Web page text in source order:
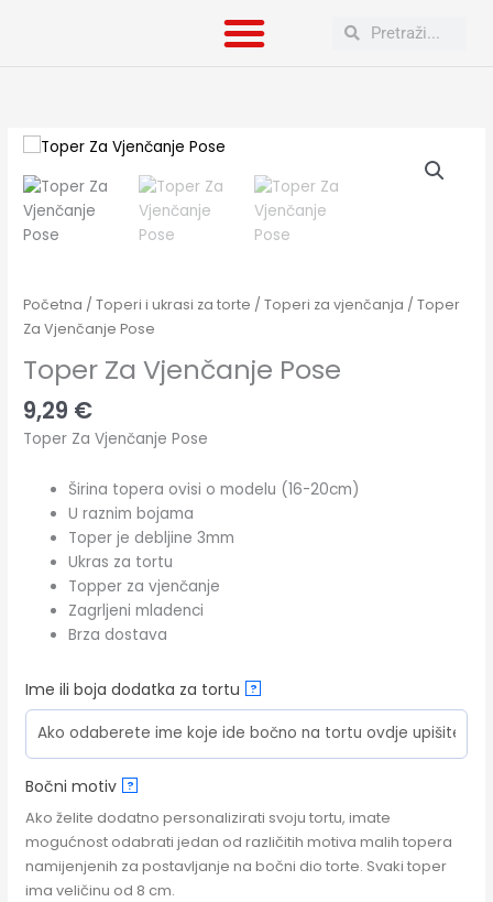
SearchSearch
Početna /Toperi i ukrasi za torte /Toperi za vjenčanja / Toper
Za Vjenčanje Pose
Toper Za Vjenčanje Pose
9,29 €
Toper Za Vjenčanje Pose
Širina topera ovisi o modelu (16-20cm)
U raznim bojama
Toper je debljine 3mm
Ukras za tortu
Topper za vjenčanje
Zagrljeni mladenci
Brza dostava
Ime ili boja dodatka za tortu ?
Bočni motiv ?
Ako želite dodatno personalizirati svoju tortu, imate
mogućnost odabrati jedan od različitih motiva malih topera
namijenjenih za postavljanje na bočni dio torte. Svaki toper
ima veličinu od 8 cm.
Toper
Za
Vjenčanje
Pose
količina